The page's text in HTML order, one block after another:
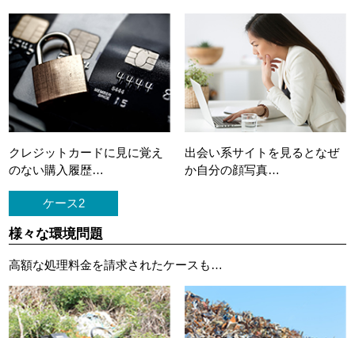
クレジットカードに 見に覚え
のない購入履歴…
出会い系サイトを見ると なぜ
か自分の顔写真…
ケース2
様々な環境問題
高額な処理料金を請求されたケースも…